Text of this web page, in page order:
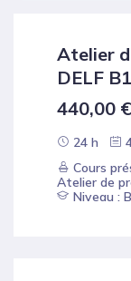
Atelier
DELF
440,00 €
24 h
Cours
Atelier de
Niveau :